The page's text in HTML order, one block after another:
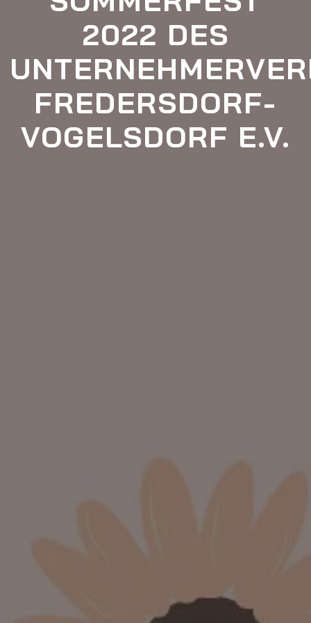
2022 DES
FREDERSDORF-
VOGELSDORF E.V.